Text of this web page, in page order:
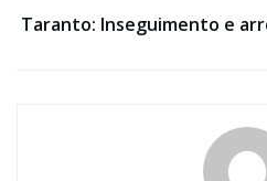
Taranto: Inseguimento e